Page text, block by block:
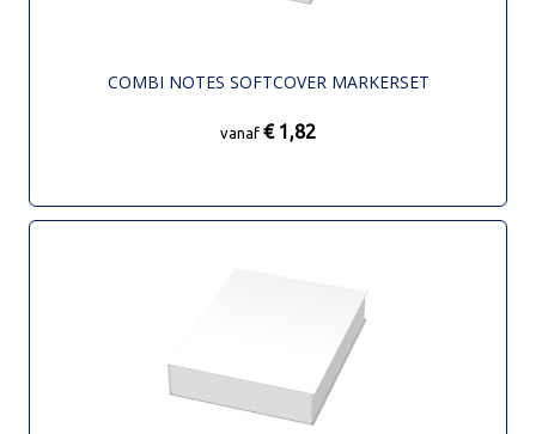
COMBI NOTES SOFTCOVER MARKERSET
vanaf € 1,82